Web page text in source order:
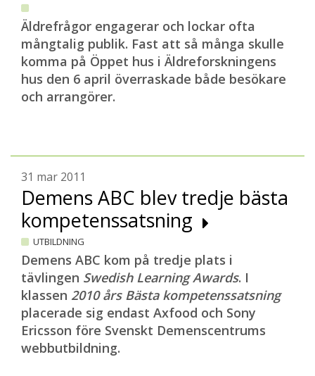
Äldrefrågor engagerar och lockar ofta
mångtalig publik. Fast att så många skulle
komma på Öppet hus i Äldreforskningens
hus den 6 april överraskade både besökare
och arrangörer.
31 mar 2011
Demens ABC blev tredje bästa
kompetenssatsning
UTBILDNING
Demens ABC kom på tredje plats i
tävlingen Swedish Learning Awards. I
klassen 2010 års Bästa kompetenssatsning
placerade sig endast Axfood och Sony
Ericsson före Svenskt Demenscentrums
webbutbildning.